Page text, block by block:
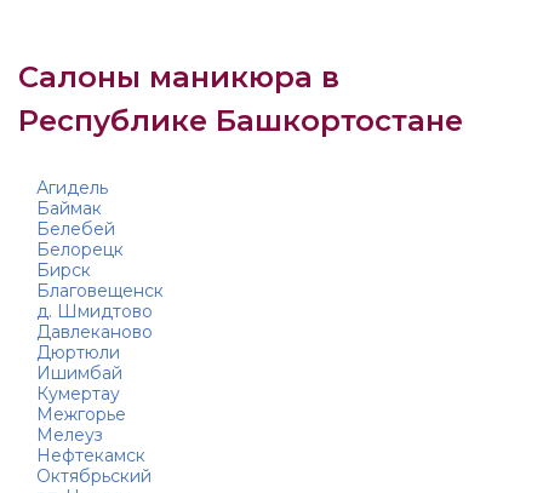
Салоны маникюра в
Республике Башкортостане
Агидель
Баймак
Белебей
Белорецк
Бирск
Благовещенск
д. Шмидтово
Давлеканово
Дюртюли
Ишимбай
Кумертау
Межгорье
Мелеуз
Нефтекамск
Октябрьский